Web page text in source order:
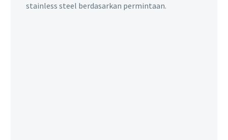
stainless steel berdasarkan permintaan.